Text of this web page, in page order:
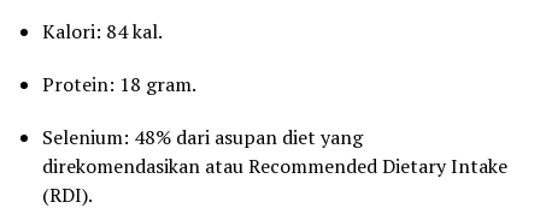
Kalori: 84 kal.
Protein: 18 gram.
Selenium: 48% dari asupan diet yang
direkomendasikan atau Recommended Dietary Intake
(RDI).